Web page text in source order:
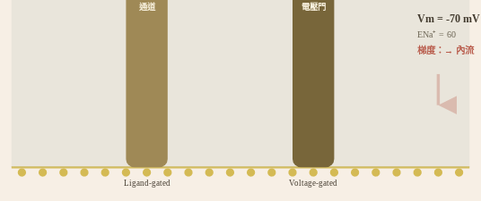
通道
Ligand-gated
電壓門
Voltage-gated
Vm =-70 mV
ENa⁺ =60
梯度： → 內流